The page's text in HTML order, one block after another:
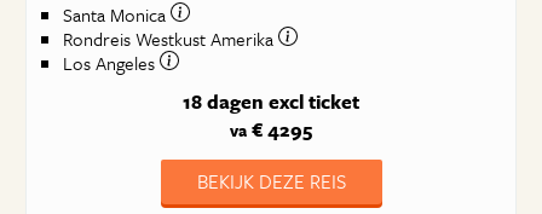
Santa Monica
Rondreis Westkust Amerika
Los Angeles
18 dagen excl ticket
va € 4295
BEKIJK DEZE REIS